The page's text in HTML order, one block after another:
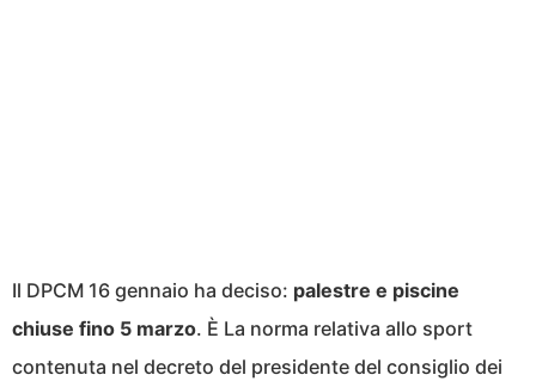
Il DPCM 16 gennaio ha deciso: palestre e piscine
chiuse fino 5 marzo. È La norma relativa allo sport
contenuta nel decreto del presidente del consiglio dei